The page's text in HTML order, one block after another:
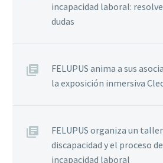
incapacidad laboral:
dudas
FELUPUS anima a sus
la exposición inmersiva
FELUPUS organiza un
discapacidad y el proceso
incapacidad laboral